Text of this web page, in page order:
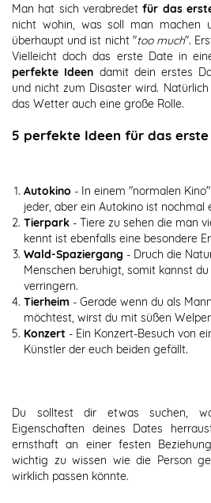
Man hat sich verabredetfür das
nicht wohin, was soll man machen
überhaupt und ist nicht "too much".
Vielleicht doch das erste Date in
perfekte Ideen damit dein erstes
und nicht zum Disaster wird.
das Wetter auch eine große Rolle.
5 perfekte Ideen für das
Autokino - In einem "normalen
jeder, aber ein Autokino ist nochmal
Tierpark - Tiere zu sehen die man
kennt ist ebenfalls eine besondere
Wald-Spaziergang - Druch die
Menschen beruhigt, somit kannst
verringern.
Tierheim - Gerade wenn du als
möchtest, wirst du mit süßen
Konzert - Ein Konzert-Besuch von
Künstler der euch beiden gefällt.
Du solltest dir etwas suchen,
Eigenschaften deines Dates
ernsthaft an einer festen
wichtig zu wissen wie die Person
wirklich passen könnte.